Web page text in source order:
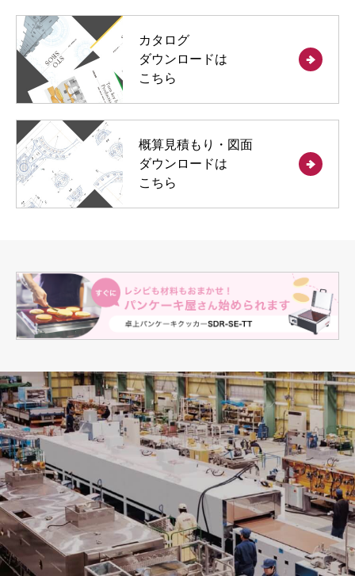
カタログ
ダウンロードは
こちら
概算見積もり・図面
ダウンロードは
こちら